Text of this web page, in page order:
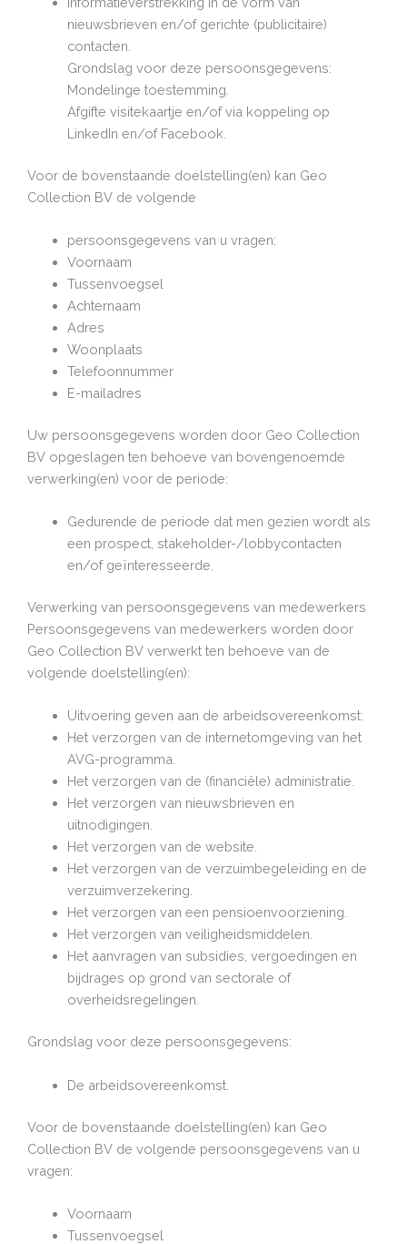
nieuwsbrieven en/of gerichte (publicitaire)
contacten.
Grondslag voor deze persoonsgegevens:
Mondelinge toestemming.
Afgifte visitekaartje en/of via koppeling op
LinkedIn en/of Facebook.
Voor de bovenstaande doelstelling(en) kan Geo
Collection BV de volgende
persoonsgegevens van u vragen:
Voornaam
Tussenvoegsel
Achternaam
Adres
Woonplaats
Telefoonnummer
E-mailadres
Uw persoonsgegevens worden door Geo Collection
BV opgeslagen ten behoeve van bovengenoemde
verwerking(en) voor de periode:
Gedurende de periode dat men gezien wordt als
een prospect, stakeholder-/lobbycontacten
en/of geïnteresseerde.
Verwerking van persoonsgegevens van medewerkers
Persoonsgegevens van medewerkers worden door
Geo Collection BV verwerkt ten behoeve van de
volgende doelstelling(en):
Uitvoering geven aan de arbeidsovereenkomst:
Het verzorgen van de internetomgeving van het
AVG-programma.
Het verzorgen van de (financiële) administratie.
Het verzorgen van nieuwsbrieven en
uitnodigingen.
Het verzorgen van de website.
Het verzorgen van de verzuimbegeleiding en de
verzuimverzekering.
Het verzorgen van een pensioenvoorziening.
Het verzorgen van veiligheidsmiddelen.
Het aanvragen van subsidies, vergoedingen en
bijdrages op grond van sectorale of
overheidsregelingen.
Grondslag voor deze persoonsgegevens:
De arbeidsovereenkomst.
Voor de bovenstaande doelstelling(en) kan Geo
Collection BV de volgende persoonsgegevens van u
vragen:
Voornaam
Tussenvoegsel